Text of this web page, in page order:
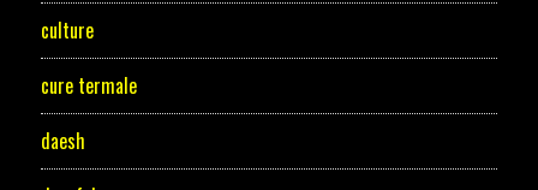
culture
cure termale
daesh